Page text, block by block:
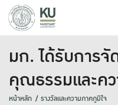
มก. ได้รับการจั
คุณธรรมและคว
หน้าหลัก รางวัลและความภาคภูมิใจ